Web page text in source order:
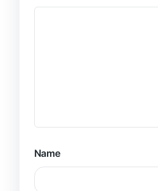
Name